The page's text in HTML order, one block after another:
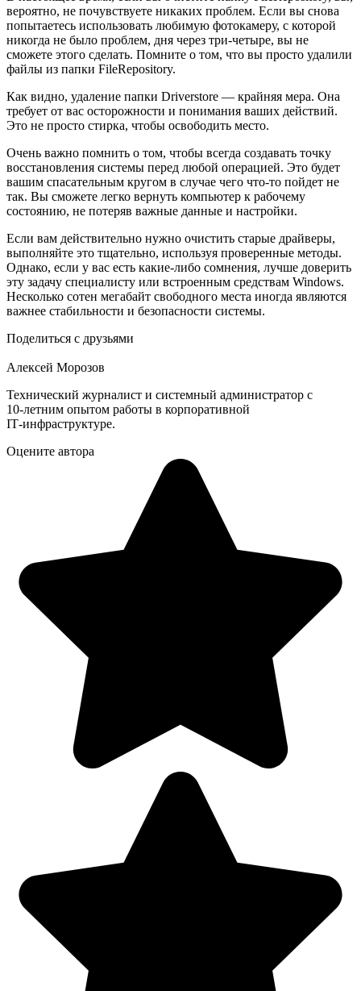
вероятно, не почувствуете никаких проблем. Если вы снова
попытаетесь использовать любимую фотокамеру, с которой
никогда не было проблем, дня через три-четыре, вы не
сможете этого сделать. Помните о том, что вы просто удалили
файлы из папки FileRepository.
Как видно, удаление папки Driverstore — крайняя мера. Она
требует от вас осторожности и понимания ваших действий.
Это не просто стирка, чтобы освободить место.
Очень важно помнить о том, чтобы всегда создавать точку
восстановления системы перед любой операцией. Это будет
вашим спасательным кругом в случае чего что-то пойдет не
так. Вы сможете легко вернуть компьютер к рабочему
состоянию, не потеряв важные данные и настройки.
Если вам действительно нужно очистить старые драйверы,
выполняйте это тщательно, используя проверенные методы.
Однако, если у вас есть какие-либо сомнения, лучше доверить
эту задачу специалисту или встроенным средствам Windows.
Несколько сотен мегабайт свободного места иногда являются
важнее стабильности и безопасности системы.
Поделиться с друзьями
Алексей Морозов
Технический журналист и системный администратор с
10‑летним опытом работы в корпоративной
IT‑инфраструктуре.
Оцените автора